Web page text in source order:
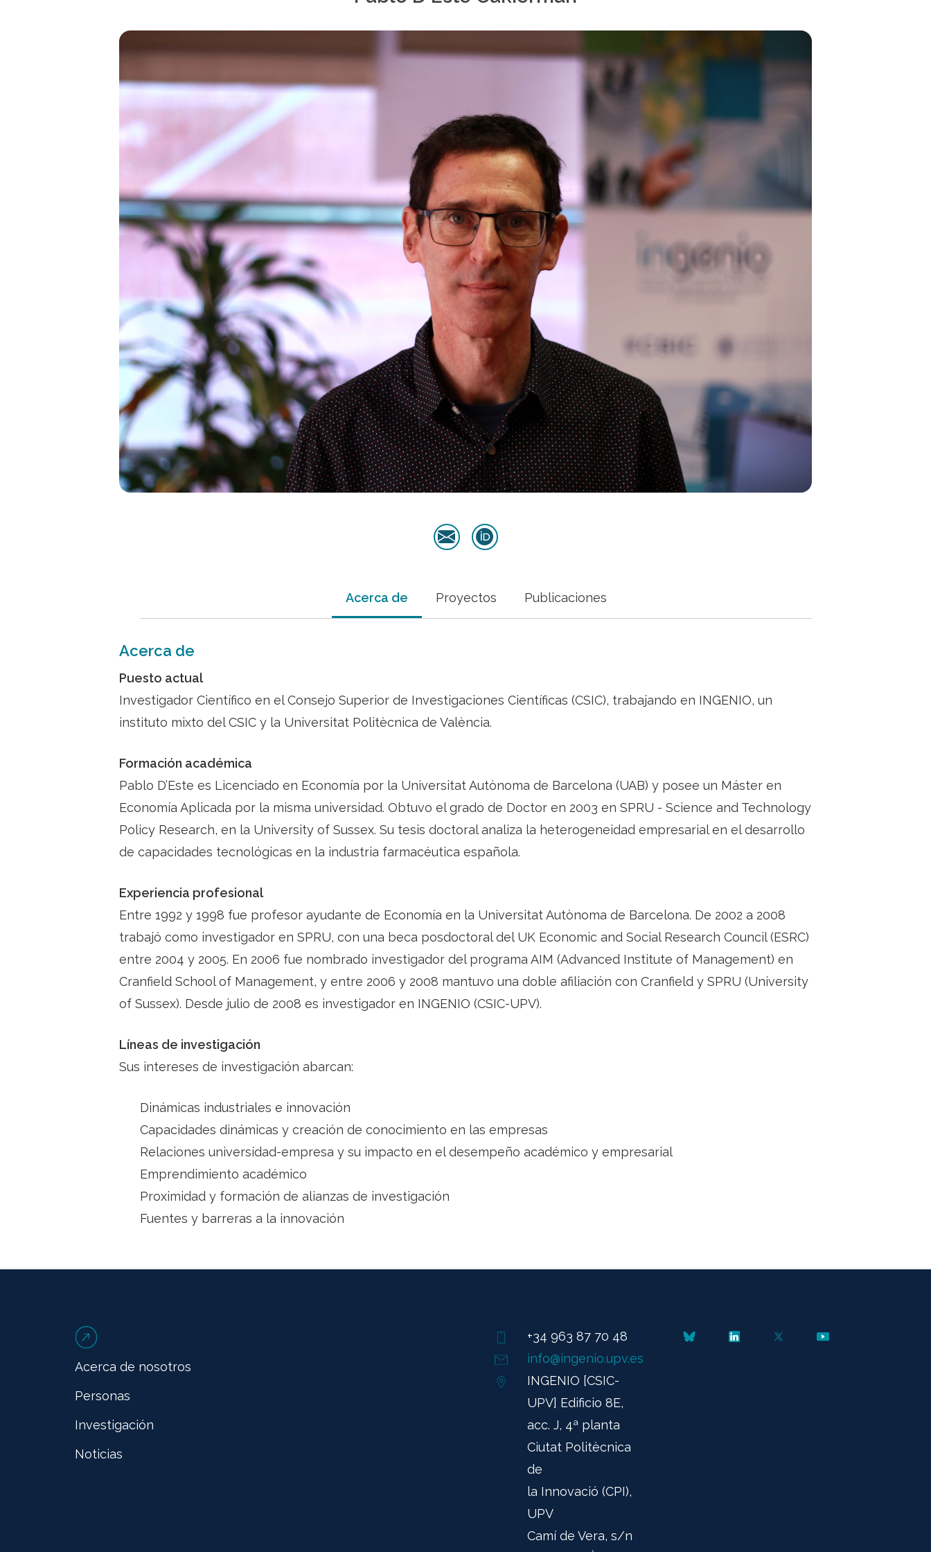
Acerca de Proyectos Publicaciones
Acerca de
Puesto actual
Investigador Científico en el Consejo Superior de Investigaciones Científicas (CSIC), trabajando en INGENIO, un
instituto mixto del CSIC y la Universitat Politècnica de València.
Formación académica
Pablo D’Este es Licenciado en Economía por la Universitat Autònoma de Barcelona (UAB) y posee un Máster en
Economía Aplicada por la misma universidad. Obtuvo el grado de Doctor en 2003 en SPRU - Science and Technology
Policy Research, en la University of Sussex. Su tesis doctoral analiza la heterogeneidad empresarial en el desarrollo
de capacidades tecnológicas en la industria farmacéutica española.
Experiencia profesional
Entre 1992 y 1998 fue profesor ayudante de Economía en la Universitat Autònoma de Barcelona. De 2002 a 2008
trabajó como investigador en SPRU, con una beca posdoctoral del UK Economic and Social Research Council (ESRC)
entre 2004 y 2005. En 2006 fue nombrado investigador del programa AIM (Advanced Institute of Management) en
Cranfield School of Management, y entre 2006 y 2008 mantuvo una doble afiliación con Cranfield y SPRU (University
of Sussex). Desde julio de 2008 es investigador en INGENIO (CSIC-UPV).
Líneas de investigación
Sus intereses de investigación abarcan:
Dinámicas industriales e innovación
Capacidades dinámicas y creación de conocimiento en las empresas
Relaciones universidad-empresa y su impacto en el desempeño académico y empresarial
Emprendimiento académico
Proximidad y formación de alianzas de investigación
Fuentes y barreras a la innovación
Acerca de nosotros
Personas
Investigación
Noticias
+34 963 87 70 48
info@ingenio.upv.es
INGENIO [CSIC-
UPV] Edificio 8E,
acc. J, 4ª planta
Ciutat Politècnica
de
la Innovació (CPI),
UPV
Camí de Vera, s/n